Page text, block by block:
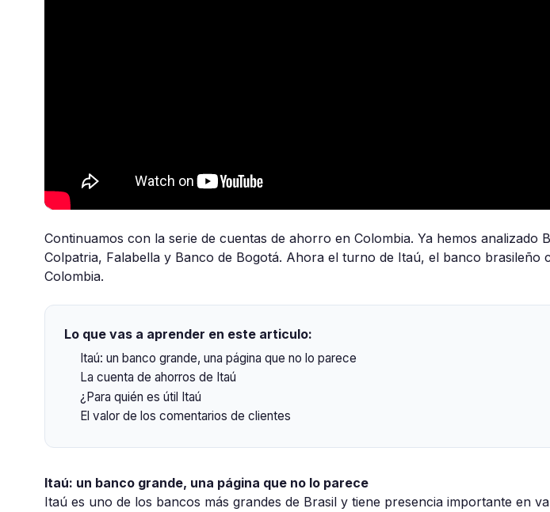
Continuamos con la serie de cuentas de ahorro en Colombia. Ya hemos analizado
Colpatria, Falabella y Banco de Bogotá. Ahora el turno de Itaú, el banco brasileño
Colombia.
Lo que vas a aprender en este articulo:
Itaú: un banco grande, una página que no lo parece
La cuenta de ahorros de Itaú
¿Para quién es útil Itaú
El valor de los comentarios de clientes
Itaú: un banco grande, una página que no lo parece
Itaú es uno de los bancos más grandes de Brasil y tiene presencia importante en